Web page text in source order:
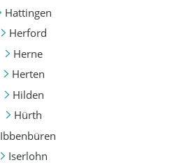
Hattingen
Herford
Herne
Herten
Hilden
Hürth
Ibbenbüren
Iserlohn